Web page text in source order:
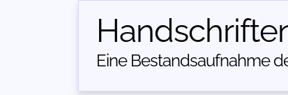
Eine Bestandsaufnahme